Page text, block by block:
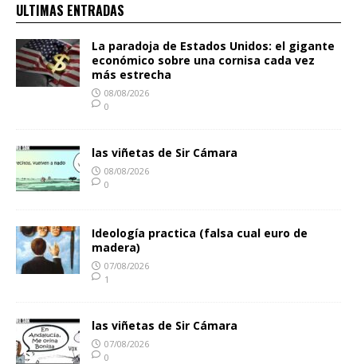
ULTIMAS ENTRADAS
La paradoja de Estados Unidos: el gigante
económico sobre una cornisa cada vez
más estrecha
08/08/2026
0
las viñetas de Sir Cámara
08/08/2026
0
Ideología practica (falsa cual euro de
madera)
07/08/2026
1
las viñetas de Sir Cámara
07/08/2026
0